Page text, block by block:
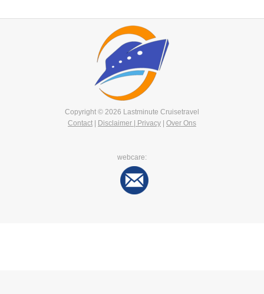
Copyright © 2026 Lastminute Cruisetravel
Contact | Disclaimer | Privacy | Over Ons
webcare: